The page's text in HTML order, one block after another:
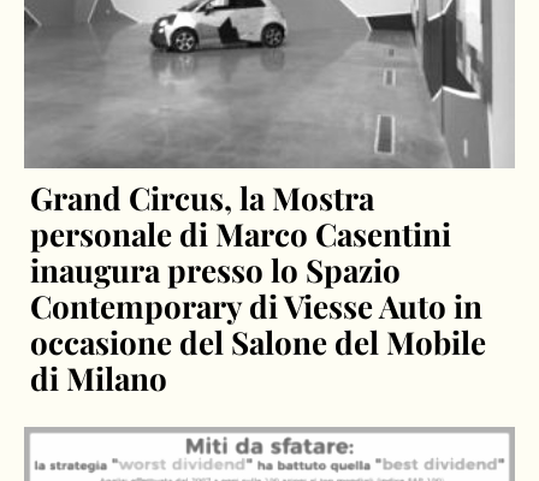
Grand Circus, la Mostra
personale di Marco Casentini
inaugura presso lo Spazio
Contemporary di Viesse Auto in
occasione del Salone del Mobile
di Milano